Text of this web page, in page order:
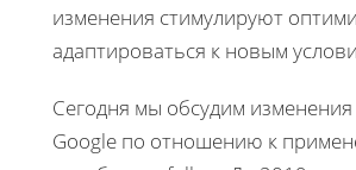
изменения стимулируют
адаптироваться к новым
Сегодня мы обсудим
Google по отношению к